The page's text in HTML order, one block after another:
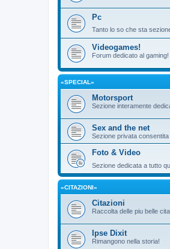
Pc
Tanto lo so che sta
Videogames!
Forum dedicato al gaming!
«SPECIAL»
Motorsport
Sezione interamente
Sex and the net
Sezione privata
Foto & Video
Sezione dedicata a tutto
«CITAZIONI»
Citazioni
Raccolta delle piu belle
Ipse Dixit
Rimangono nella storia!